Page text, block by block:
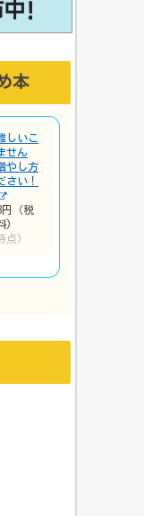
本
しいこ
せん
やし方
さい！
（税
)
点)